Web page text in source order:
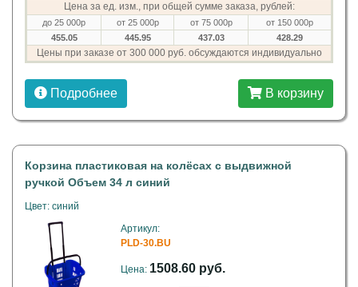
Цена за ед. изм., при общей сумме заказа, рублей:
до 25 000р от 25 000р от 75 000р
от 150 000р
455.05
445.95 437.03 428.29
Цены при заказе от 300 000 руб. обсуждаются индивидуально
Подробнее В корзину
Корзина пластиковая на колёсах с выдвижной
ручкой Объем 34 л синий
Цвет: синий
Артикул:
PLD-30.BU
Цена: 1508.60 руб.